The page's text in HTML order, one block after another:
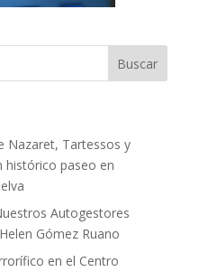
Nazaret, Tartessos y
histórico paseo en
Autogestores
Gómez Ruano
en el Centro